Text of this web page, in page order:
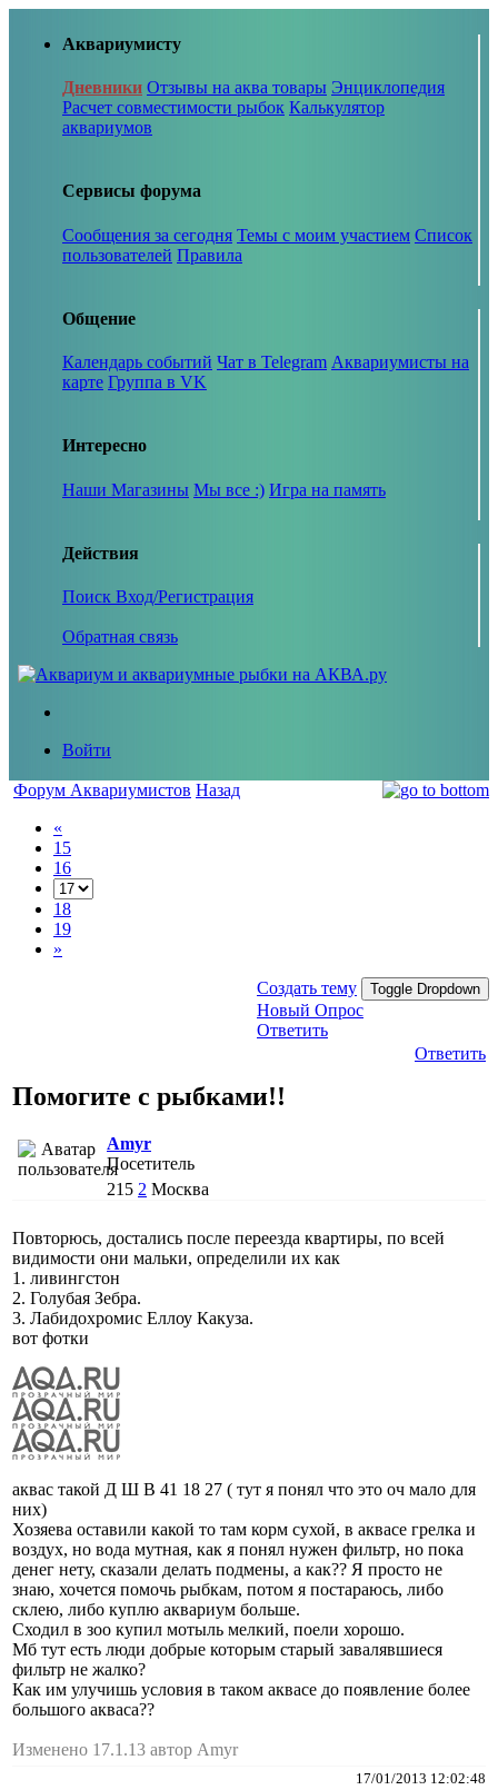
Аквариумисту
Дневники Отзывы на аква товары Энциклопедия
Расчет совместимости рыбок Калькулятор
аквариумов
Сервисы форума
Сообщения за сегодня Темы с моим участием Список
пользователей Правила
Общение
Календарь событий Чат в Telegram Аквариумисты на
карте Группа в VK
Интересно
Наши Магазины Мы все :) Игра на память
Действия
Поиск Вход/Регистрация
Обратная связь
Войти
Форум Аквариумистов Назад
«
15
16
18
19
»
Создать тему Toggle Dropdown
Новый Опрос
Ответить
Ответить
Помогите с рыбками!!
Amyr
Посетитель
215 2 Москва
Повторюсь, достались после переезда квартиры, по всей
видимости они мальки, определили их как
1. ливингстон
2. Голубая Зебра.
3. Лабидохромис Еллоу Какуза.
вот фотки
аквас такой Д Ш В 41 18 27 ( тут я понял что это оч мало для
них)
Хозяева оставили какой то там корм сухой, в аквасе грелка и
воздух, но вода мутная, как я понял нужен фильтр, но пока
денег нету, сказали делать подмены, а как?? Я просто не
знаю, хочется помочь рыбкам, потом я постараюсь, либо
склею, либо куплю аквариум больше.
Сходил в зоо купил мотыль мелкий, поели хорошо.
Мб тут есть люди добрые которым старый завалявшиеся
фильтр не жалко?
Как им улучишь условия в таком аквасе до появление более
большого акваса??
Изменено 17.1.13 автор Amyr
17/01/2013 12:02:48